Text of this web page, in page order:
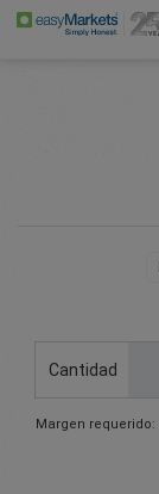
Cantidad
Margen requerido: